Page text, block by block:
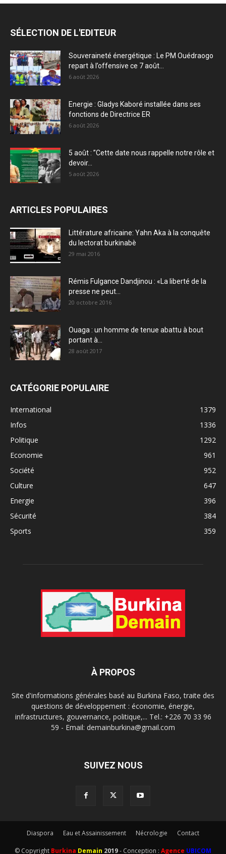
SÉLECTION DE L'EDITEUR
Souveraineté énergétique : Le PM Ouédraogo
repart à l’offensive ce 7 août...
6 août 2026
Energie : Gladys Kaboré installée dans ses
fonctions de Directrice ER
6 août 2026
5 août : ”Cette date nous rappelle notre rôle et
devoir...
5 août 2026
ARTICLES POPULAIRES
Littérature africaine: Yahn Aka à la conquête
du lectorat burkinabè
29 mai 2016
Rémis Fulgance Dandjinou : «La liberté de la
presse ne peut...
20 octobre 2016
Ouaga : un homme de tenue abattu à bout
portant à...
28 août 2017
CATÉGORIE POPULAIRE
International
1379
Infos
1336
Politique
1292
Economie
961
Société
952
Culture
647
Energie
396
Sécurité
384
Sports
359
À PROPOS
Site d'informations générales basé au Burkina Faso, traite des
questions de développement : économie, énergie,
infrastructures, gouvernance, politique,... Tel.: +226 70 33 96
59 - Email: demainburkina@gmail.com
SUIVEZ NOUS
Diaspora Eau et Assainissement Nécrologie Contact
© Copyright Burkina Demain 2019- Conception : Agence UBICOM